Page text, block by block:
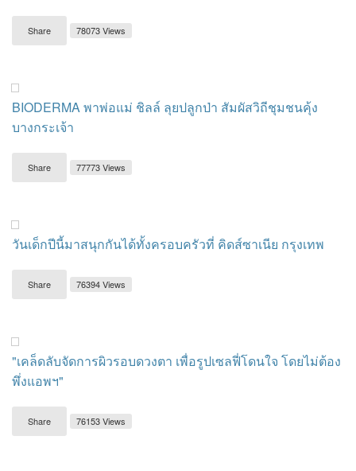
Share 78073 Views
BIODERMA พาพ่อแม่ ชิลล์ ลุยปลูกป่า สัมผัสวิถีชุมชนคุ้ง
บางกระเจ้า
Share 77773 Views
วันเด็กปีนี้มาสนุกกันได้ทั้งครอบครัวที่ คิดส์ซาเนีย กรุงเทพ
Share 76394 Views
"เคล็ดลับจัดการผิวรอบดวงตา เพื่อรูปเซลฟี่โดนใจ โดยไม่ต้อง
พึ่งแอพฯ"
Share 76153 Views